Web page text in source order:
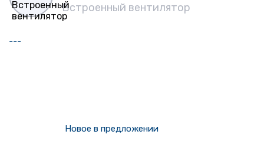
Встроенный вентилятор
---
Новое в предложении